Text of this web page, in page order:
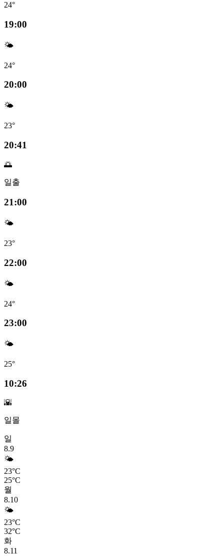
24°
19:00
🌤️
24°
20:00
🌤️
23°
20:41
🌅
일출
21:00
🌤️
23°
22:00
🌤️
24°
23:00
🌤️
25°
10:26
🌇
일몰
일
8.9
🌤️
23°C
25°C
월
8.10
🌤️
23°C
32°C
화
8.11